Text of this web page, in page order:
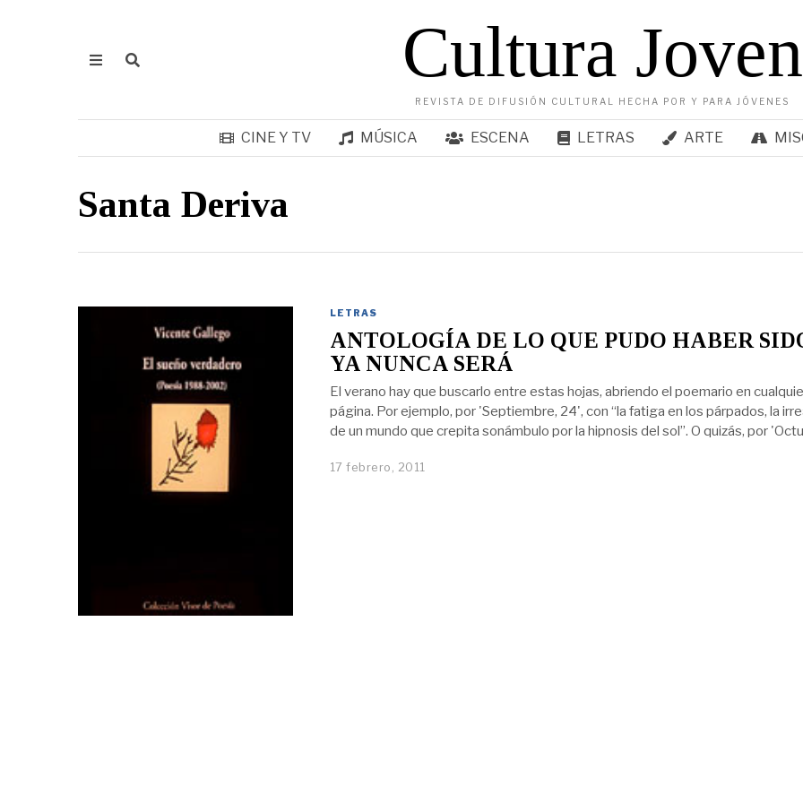
Cultura Joven
REVISTA DE DIFUSIÓN CULTURAL HECHA POR Y PARA JÓVENES
CINE Y TV MÚSICA ESCENA LETRAS ARTE
Santa Deriva
LETRAS
ANTOLOGÍA DE LO QUE PUDO HABER
YA NUNCA SERÁ
El verano hay que buscarlo entre estas hojas, abriendo el poemario en
página. Por ejemplo, por 'Septiembre, 24', con “la fatiga en los párpados, la
de un mundo que crepita sonámbulo por la hipnosis del sol”. O quizás, por
17 febrero, 2011